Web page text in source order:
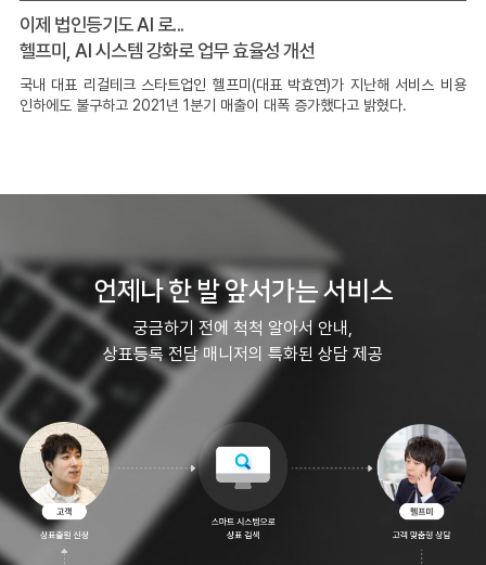
이제 법인등기도 AI 로...
헬프미, AI 시스템 강화로 업무 효율성 개선
국내 대표 리걸테크 스타트업인 헬프미(대표 박효연)가 지난해 서비스 비용
인하에도 불구하고 2021년 1분기 매출이 대폭 증가했다고 밝혔다.
언제나한 발 앞서가는서비스
궁금하기 전에 척척 알아서 안내,
상표등록 전담 매니저의 특화된 상담 제공